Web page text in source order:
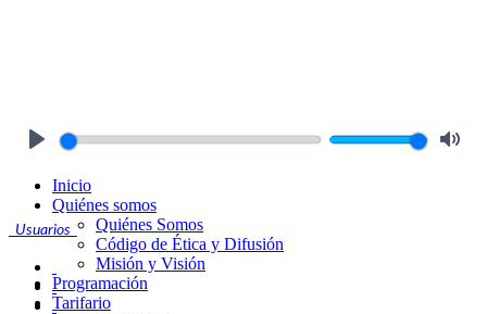
Usuarios
Inicio
Quiénes somos
Quiénes Somos
Código de Ética y Difusión
Misión y Visión
Programación
Tarifario